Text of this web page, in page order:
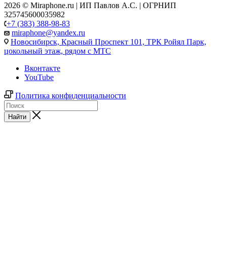
2026 © Miraphone.ru | ИП Павлов А.С. | ОГРНИП
325745600035982
+7 (383) 388-98-83
miraphone@yandex.ru
Новосибирск, Красный Проспект 101, ТРК Ройял Парк,
цокольный этаж, рядом с МТС
Вконтакте
YouTube
Политика конфиденциальности
Найти